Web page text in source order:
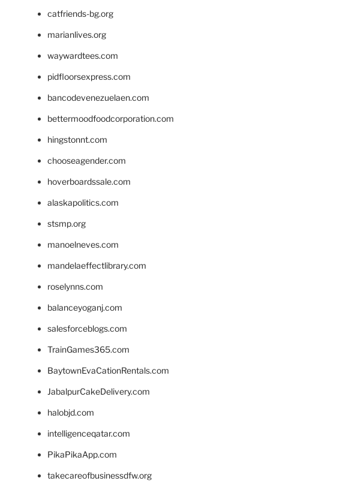
catfriends-bg.org
marianlives.org
waywardtees.com
pidfloorsexpress.com
bancodevenezuelaen.com
bettermoodfoodcorporation.com
hingstonnt.com
chooseagender.com
hoverboardssale.com
alaskapolitics.com
stsmp.org
manoelneves.com
mandelaeffectlibrary.com
roselynns.com
balanceyoganj.com
salesforceblogs.com
TrainGames365.com
BaytownEvaCationRentals.com
JabalpurCakeDelivery.com
halobjd.com
intelligenceqatar.com
PikaPikaApp.com
takecareofbusinessdfw.org